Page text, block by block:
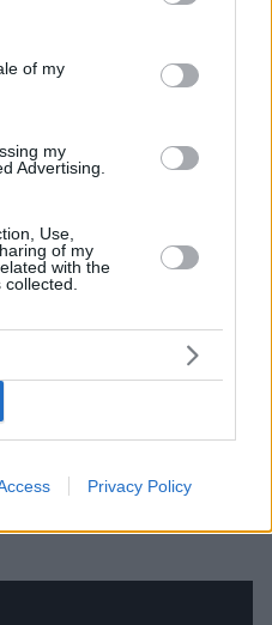
and its third-party tags to
purposes in below Google
of my
my
Advertising.
Use,
of my
with the
Privacy Policy
φετινού Κόπα
στόχαστρο μεγάλων
η Λίβερπουλ και η
άδικα. Μάλιστα πριν
φήμες πως η
να δαπανήσει πάνω
για να τον κάνει
στα άκρα, είναι
της μπάλας
πολύ καλή επαφή με
το μόνο που μένει